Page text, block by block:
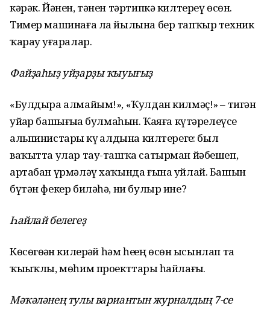
кәрәк. Йәнен, тәнен тәртипкә килтереү өсөн.
Тимер машинаға ла йылына бер тапҡыр техник
ҡарау уҙғаралар.
Файҙаһыҙ уйҙарҙы ҡыуығыҙ
«Булдыра алмайым!», «Ҡулдан килмәҫ!» – тигән
уйҙар башығыҙҙа булмаһын. Ҡаяға күтәрелеүсе
альпинистарҙы күҙ алдына килтерегеҙ: был
ваҡытта улар тау-ташҡа сатырман йәбешеп,
артабан үрмәләү хаҡында ғына уйлай. Башын
бүтән фекер биләһә, ни булыр ине?
Һайлай белегеҙ
Көсөгөҙҙән килерҙәй һәм һеҙҙең өсөн ысынлап та
ҡыҙыҡлы, мөһим проекттарҙы һайлағыҙ.
Мәҡәләнең тулы вариантын журналдың 7-се